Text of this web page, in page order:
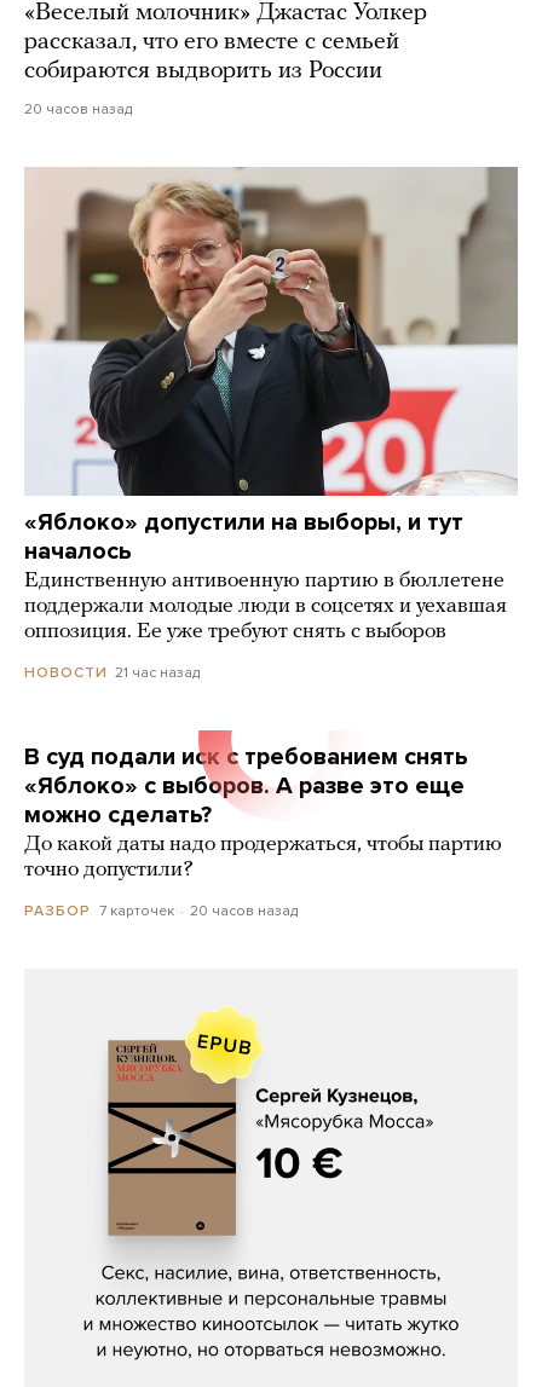
«Веселый молочник» Джастас Уолкер
рассказал, что его вместе с семьей
собираются выдворить из России
20 часов назад
«Яблоко» допустили на выборы, и тут
началось
Единственную антивоенную партию в бюллетене
поддержали молодые люди в соцсетях и уехавшая
оппозиция. Ее уже требуют снять с выборов
НОВОСТИ 21 час назад
В суд подали иск с требованием снять
«Яблоко» с выборов. А разве это еще
можно сделать?
До какой даты надо продержаться, чтобы партию
точно допустили?
РАЗБОР 7 карточек 20 часов назад
Сергей Кузнецов, «Мясорубка